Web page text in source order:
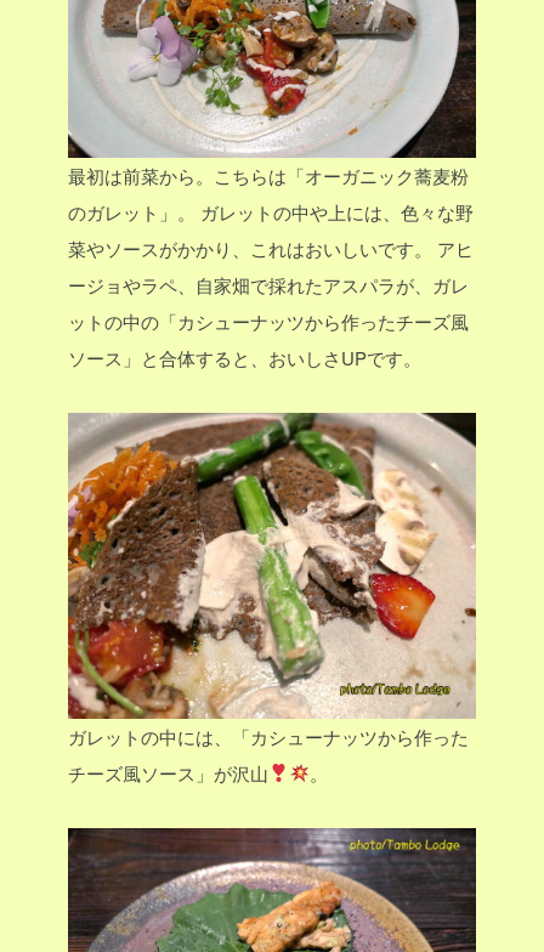
最初は前菜から。こちらは「オーガニック蕎麦粉
のガレット」。
ガレットの中や上には、色々な野
菜やソースがかかり、これはおいしいです。
アヒ
ージョやラペ、自家畑で採れたアスパラが、ガレ
ットの中の「カシューナッツから作ったチーズ風
ソース」と合体すると、おいしさUPです。
ガレットの中には、「カシューナッツから作った
チーズ風ソース」が沢山
。